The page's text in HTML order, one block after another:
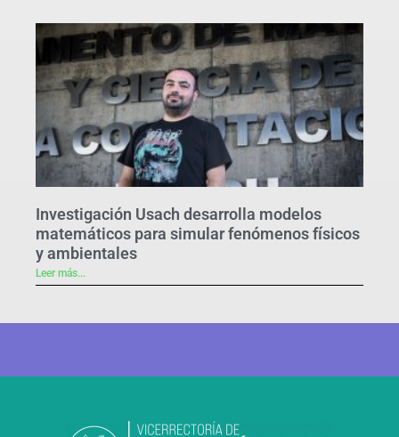
Investigación Usach desarrolla modelos
matemáticos para simular fenómenos físicos
y ambientales
Leer más...